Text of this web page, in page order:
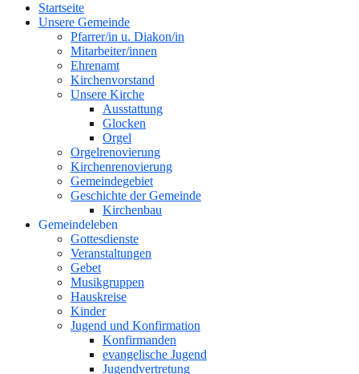
oben
Startseite
Unsere Gemeinde
Pfarrer/in u. Diakon/in
Mitarbeiter/innen
Ehrenamt
Kirchenvorstand
Unsere Kirche
Ausstattung
Glocken
Orgel
Orgelrenovierung
Kirchenrenovierung
Gemeindegebiet
Geschichte der Gemeinde
Kirchenbau
Gemeindeleben
Gottesdienste
Veranstaltungen
Gebet
Musikgruppen
Hauskreise
Kinder
Jugend und Konfirmation
Konfirmanden
evangelische Jugend
Jugendvertretung